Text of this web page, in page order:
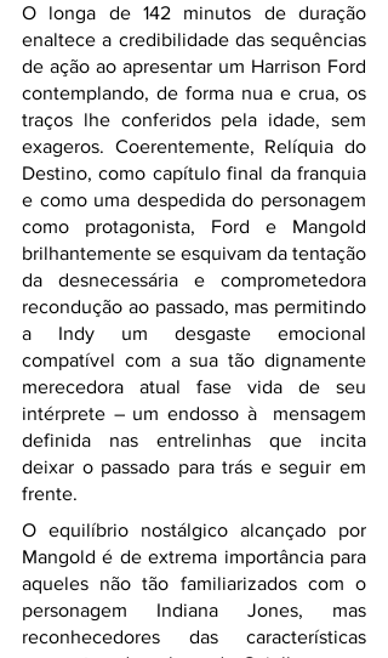
O longa de 142 minutos de duração
enaltece a credibilidade das sequências
de ação ao apresentar um Harrison Ford
contemplando, de forma nua e crua, os
traços lhe conferidos pela idade, sem
exageros. Coerentemente, Relíquia do
Destino, como capítulo final da franquia
e como uma despedida do personagem
como protagonista, Ford e Mangold
brilhantemente se esquivam da tentação
da desnecessária e comprometedora
recondução ao passado, mas permitindo
a Indy um desgaste emocional
compatível com a sua tão dignamente
merecedora atual fase vida de seu
intérprete – um endosso à  mensagem
definida nas entrelinhas que incita
deixar o passado para trás e seguir em
frente.
O equilíbrio nostálgico alcançado por
Mangold é de extrema importância para
aqueles não tão familiarizados com o
personagem Indiana Jones, mas
reconhecedores das características